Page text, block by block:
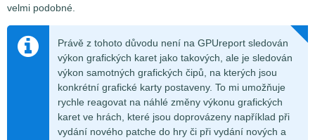
velmi podobné.
Právě z tohoto důvodu není na GPUreport sledován
výkon grafických karet jako takových, ale je sledován
výkon samotných grafických čipů, na kterých jsou
konkrétní grafické karty postaveny. To mi umožňuje
rychle reagovat na náhlé změny výkonu grafických
karet ve hrách, které jsou doprovázeny například při
vydání nového patche do hry či při vydání nových a